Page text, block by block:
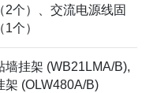
2个）、交流电源线固
个）
墙挂架 (WB21LMA/B),
架 (OLW480A/B)